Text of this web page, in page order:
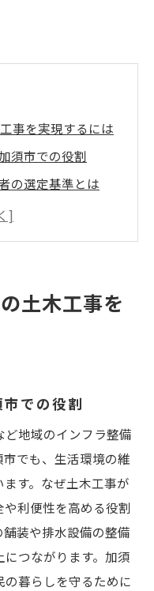
事を実現するには
須市での役割
の選定基準とは
工事の特徴を解説
した土木工事の重
べきポイントまと
での業者選び
目すべき施工実績
較ポイントを徹底
したい落とし穴と
土木工事を
での役割
地域のインフラ整備
でも、生活環境の維
す。なぜ土木工事が
利便性を高める役割
装や排水設備の整備
つながります。加須
暮らしを守るために